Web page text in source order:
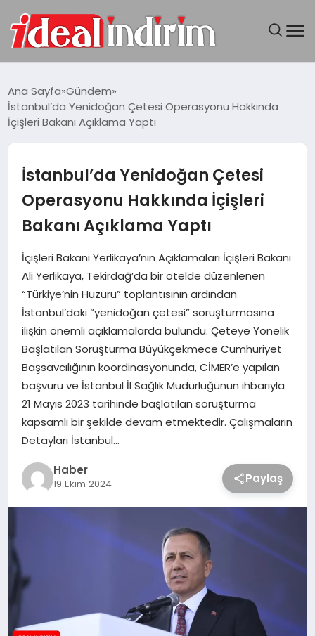
BILGISAYAR
TEKNOLOJI
YAŞAM
Ana Sayfa Gündem
İstanbul’da Yenidoğan Çetesi Operasyonu Hakkında
İçişleri Bakanı Açıklama Yaptı
İstanbul’da Yenidoğan Çetesi
Operasyonu Hakkında İçişleri
Bakanı Açıklama Yaptı
İçişleri Bakanı Yerlikaya’nın Açıklamaları İçişleri Bakanı
Ali Yerlikaya, Tekirdağ’da bir otelde düzenlenen
“Türkiye’nin Huzuru” toplantısının ardından
İstanbul’daki “yenidoğan çetesi” soruşturmasına
ilişkin önemli açıklamalarda bulundu. Çeteye Yönelik
Başlatılan Soruşturma Büyükçekmece Cumhuriyet
Başsavcılığının koordinasyonunda, CİMER’e yapılan
başvuru ve İstanbul İl Sağlık Müdürlüğünün ihbarıyla
21 Mayıs 2023 tarihinde başlatılan soruşturma
kapsamlı bir şekilde devam etmektedir. Çalışmaların
Detayları İstanbul…
Haber
19 Ekim 2024 Paylaş